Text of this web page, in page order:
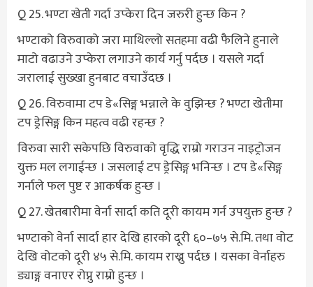
Q 25. भण्टा खेती गर्दा उप्केरा दिन जरुरी हुन्छ किन ?
भण्टाको विरुवाको जरा माथिल्लो सतहमा वढी फैलिने हुनाले
माटो वढाउने उप्केरा लगाउने कार्य गर्नु पर्दछ । यसले गर्दा
जरालाई सुख्खा हुनबाट वचाउँदछ ।
Q 26. विरुवामा टप डे«सिङ्ग भन्नाले के वुझिन्छ ? भण्टा खेतीमा
टप ड्रेसिङ्ग किन महत्व वढी रहन्छ ?
विरुवा सारी सकेपछि विरुवाको वृद्धि राम्रो गराउन नाइट्रोजन
युक्त मल लगाईन्छ । जसलाई टप ड्रेसिङ्ग भनिन्छ । टप डे«सिङ्ग
गर्नाले फल पुष्ट र आकर्षक हुन्छ ।
Q 27. खेतबारीमा वेर्ना सार्दा कति दूरी कायम गर्न उपयुक्त हुन्छ ?
भण्टाको वेर्ना सार्दा हार देखि हारको दूरी ६०–७५ से.मि. तथा वोट
देखि वोटको दूरी ४५ से.मि. कायम राख्नु पर्दछ । यसका वेर्नाहरु
ड्याङ्ग वनाएर रोप्नु राम्रो हुन्छ ।